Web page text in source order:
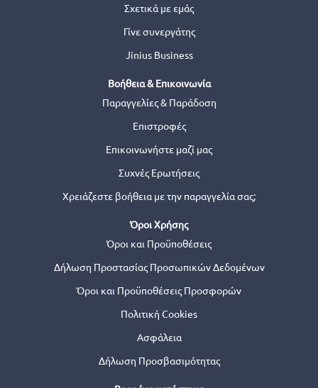
Σχετικά με εμάς
Γίνε συνεργάτης
Jinius Business
Βοήθεια & Επικοινωνία
Παραγγελίες & Παράδοση
Επιστροφές
Επικοινωνήστε μαζί μας
Συχνές Ερωτήσεις
Χρειάζεστε βοήθεια με την παραγγελία σας;
Όροι Χρήσης
Όροι και Προϋποθέσεις
Δήλωση Προστασίας Προσωπικών Δεδομένων
Όροι και Προϋποθέσεις Προσφορών
Πολιτική Cookies
Ασφάλεια
Δήλωση Προσβασιμότητας